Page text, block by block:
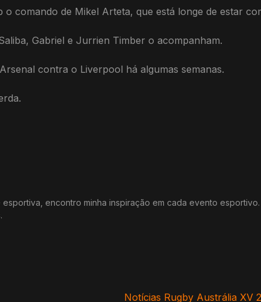
o comando de Mikel Arteta, que está longe de estar
Gabriel e Jurrien Timber o acompanham.
contra o Liverpool há algumas semanas.
encontro minha inspiração em cada evento
Notícias Rugby Austrália XV